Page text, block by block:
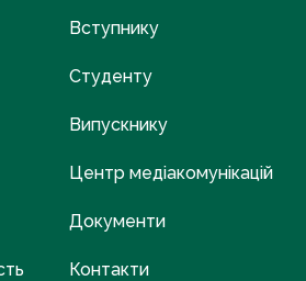
Вступнику
Студенту
Випускнику
Центр медіакомунікацій
Документи
Контакти